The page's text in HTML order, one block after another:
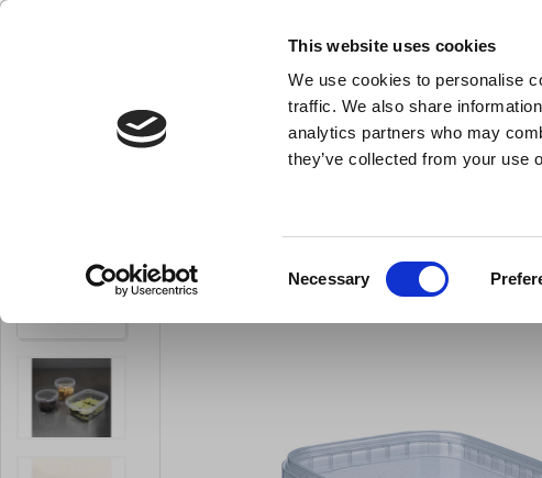
This website uses cookies
We use cookies to personalise
traffic. We also share
analytics partners who may
they’ve collected from your use
Necessary
- Allt vad du behöver till ditt kök
Bakredskap Kok- och stekkärl